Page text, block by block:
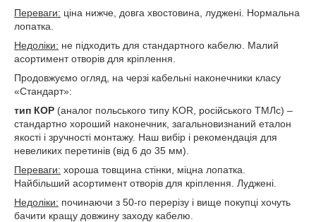
Переваги: ціна нижче, довга хвостовина, луджені. Нормальна
лопатка.
Недоліки: не підходить для стандартного кабелю. Малий
асортимент отворів для кріплення.
Продовжуємо огляд, на черзі кабельні наконечники класу
«Стандарт»:
тип КОР (аналог польського типу KOR, російського ТМЛс) –
стандартно хороший наконечник, загальновизнаний еталон
якості і зручності монтажу. Наш вибір і рекомендація для
невеликих перетинів (від 6 до 35 мм).
Переваги: хороша товщина стінки, міцна лопатка.
Найбільший асортимент отворів для кріплення. Луджені.
Недоліки: починаючи з 50-го перерізу і вище покупці хочуть
бачити кращу довжину заходу кабелю.